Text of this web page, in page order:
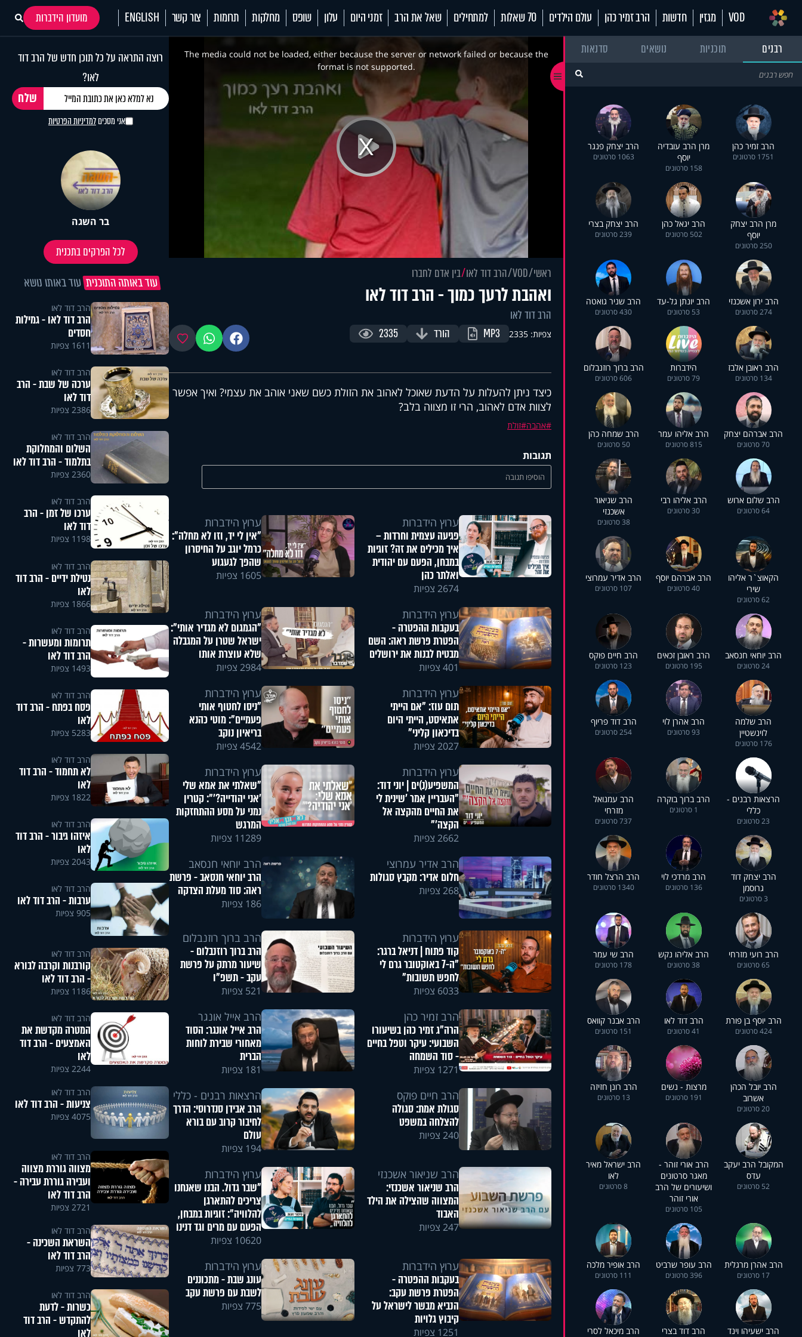
VOD מגזין חדשות הרב זמיר כהן עולם הילדים 70 שאלות למתחילים שאל את הרב זמני היום עלון שופס מחלקות תרומות צור קשר ENGLISH
מועדון הידברות
רבנים
תוכניות נושאים סדנאות
הרב זמיר כהן
1751 סרטונים
מרן הרב עובדיה
יוסף
158 סרטונים
הרב יצחק פנגר
1063 סרטונים
מרן הרב יצחק
יוסף
250 סרטונים
הרב יגאל כהן
502 סרטונים
הרב יצחק בצרי
239 סרטונים
הרב ירון אשכנזי
274 סרטונים
הרב יונתן גל-עד
53 סרטונים
הרב שניר גואטה
430 סרטונים
הרב ראובן אלבז
134 סרטונים
הידברות
79 סרטונים
הרב ברוך רוזנבלום
606 סרטונים
הרב אברהם יצחק
70 סרטונים
הרב אליהו עמר
815 סרטונים
הרב שמחה כהן
50 סרטונים
הרב שלום ארוש
64 סרטונים
הרב אליהו רבי
30 סרטונים
הרב שניאור
אשכנזי
38 סרטונים
הקאוצ`ר אליהו
שירי
62 סרטונים
הרב אברהם יוסף
40 סרטונים
הרב אדיר עמרוצי
107 סרטונים
הרב יוחאי חנסאב
24 סרטונים
הרב ראובן זכאים
195 סרטונים
הרב חיים פוקס
123 סרטונים
הרב שלמה
לוינשטיין
176 סרטונים
הרב אהרן לוי
93 סרטונים
הרב דוד פריוף
254 סרטונים
הרצאות רבנים -
כללי
23 סרטונים
הרב ברוך בוקרה
1 סרטונים
הרב עמנואל
מזרחי
737 סרטונים
הרב יצחק דוד
גרוסמן
3 סרטונים
הרב מרדכי לוי
136 סרטונים
הרב הרצל חודר
1340 סרטונים
הרב רועי מזרחי
65 סרטונים
הרב אליהו נקש
38 סרטונים
הרב שי עמר
178 סרטונים
הרב יוסף בן פורת
424 סרטונים
הרב דוד לאו
41 סרטונים
הרב אבנר קוואס
151 סרטונים
הרב יובל הכהן
אשרוב
20 סרטונים
מרצות - נשים
191 סרטונים
הרב רונן חזיזה
13 סרטונים
המקובל הרב יעקב
עדס
52 סרטונים
הרב אורי זוהר -
מאגר סרטונים
ושיעורים של הרב
אורי זוהר
105 סרטונים
הרב ישראל מאיר
לאו
8 סרטונים
הרב אהרן מרגלית
17 סרטונים
הרב עופר שרביט
396 סרטונים
הרב אופיר מלכה
111 סרטונים
הרב ישעיהו וינד הרב דוד בצרי הרב מיכאל לסרי
Play
Video
This
modalThe media could not be loaded, either because the server or network failed or because the
format is not supported.
ראשי VOD הרב דוד לאו בין אדם לחברו
ואהבת לרעך כמוך - הרב דוד לאו
הרב דוד לאו
צפיות: 2335 MP3 הורד 2335 פייסבוקווטסאפ מועדפים
כיצד ניתן להעלות על הדעת שאוכל לאהוב את הזולת כשם שאני אוהב את עצמי? ואיך אפשר
לצוות אדם לאהוב, הרי זו מצווה בלב?
אהבה זולת
תגובות
הוסיפו תגובה
ערוץ הידברות
פגיעה עצמית וחרדות –
איך מכילים את זה? זוגיות
במבחן, הפעם עם יהודית
ואלתר כהן
2674 צפיות
ערוץ הידברות
"אין לי יד, וזו לא מחלה":
כרמל יוגב על החיסרון
שהפך לגעגוע
1605 צפיות
ערוץ הידברות
בעקבות ההפטרה -
הפטרת פרשת ראה: השם
מבטיח לבנות את ירושלים
401 צפיות
ערוץ הידברות
"הגמגום לא מגדיר אותי":
ישראל שטרן על המגבלה
שלא עוצרת אותו
2984 צפיות
ערוץ הידברות
תום עוז: "אם הייתי
אתאיסט, הייתי היום
בדיכאון קליני"
2027 צפיות
ערוץ הידברות
"ניסו לחטוף אותי
פעמיים": מוטי כהנא
בריאיון נוקב
4542 צפיות
ערוץ הידברות
המשפיע(נ)ים | יוני דוד:
"העבריין אמר 'שינית לי
את החיים מהקצה אל
הקצה'"
2662 צפיות
ערוץ הידברות
"שאלתי את אמא שלי
'אני יהודייה?'": קטרין
נמני על מסע ההתחזקות
המרגש
11289 צפיות
הרב אדיר עמרוצי
חלום אדיר: מקבץ סגולות
268 צפיות
הרב יוחאי חנסאב
הרב יוחאי חנסאב - פרשת
ראה: סוד מעלת הצדקה
186 צפיות
ערוץ הידברות
קוד פתוח | דניאל ברגר:
"ה-7 באוקטובר גרם לי
לחפש תשובות"
6033 צפיות
הרב ברוך רוזנבלום
הרב ברוך רוזנבלום -
שיעור מרתק על פרשת
עקב - תשפ"ו
521 צפיות
הרב זמיר כהן
הרה"ג זמיר כהן בשיעורו
השבועי: עיקר וטפל בחיים
- סוד השמחה
1271 צפיות
הרב אייל אונגר
הרב אייל אונגר: הסוד
מאחורי שבירת לוחות
הברית
181 צפיות
הרב חיים פוקס
סגולת אמת: סגולה
להצלחה במשפט
240 צפיות
הרצאות רבנים - כללי
הרב אבידן סנדרוסי: הדרך
לחיבור קרוב עם בורא
עולם
194 צפיות
הרב שניאור אשכנזי
הרב שניאור אשכנזי:
המצווה שהצילה את הילד
האבוד
247 צפיות
ערוץ הידברות
"שבר גדול. הבנו שאנחנו
צריכים להתארגן
להלוויה": זוגיות במבחן,
הפעם עם מרים וגד דנינו
10620 צפיות
ערוץ הידברות
בעקבות ההפטרה -
הפטרת פרשת עקב:
הנביא מבשר לישראל על
קיבוץ גלויות
1251 צפיות
ערוץ הידברות
עונג שבת - מתכוננים
לשבת עם פרשת עקב
775 צפיות
רוצה התראה על כל תוכן חדש של הרב דוד
לאו?
אני מסכיםלמדיניות הפרטיות
בר השגה
לכל הפרקים בתכנית
עוד באותה התוכנית עוד באותו נושא
הרב דוד לאו
הרב דוד לאו - גמילות
חסדים
1611 צפיות
הרב דוד לאו
ערכה של שבת - הרב
דוד לאו
2386 צפיות
הרב דוד לאו
השלום והמחלוקת
בתלמוד - הרב דוד לאו
2360 צפיות
הרב דוד לאו
ערכו של זמן - הרב
דוד לאו
1198 צפיות
הרב דוד לאו
נטילת ידיים - הרב דוד
לאו
1866 צפיות
הרב דוד לאו
תרומות ומעשרות -
הרב דוד לאו
1493 צפיות
הרב דוד לאו
פסח בפתח - הרב דוד
לאו
5283 צפיות
הרב דוד לאו
לא תחמוד - הרב דוד
לאו
1822 צפיות
הרב דוד לאו
איזהו גיבור - הרב דוד
לאו
2043 צפיות
הרב דוד לאו
ערבות - הרב דוד לאו
905 צפיות
הרב דוד לאו
קורבנות וקרבה לבורא
- הרב דוד לאו
1186 צפיות
הרב דוד לאו
המטרה מקדשת את
האמצעים - הרב דוד
לאו
2244 צפיות
הרב דוד לאו
צניעות - הרב דוד לאו
4075 צפיות
הרב דוד לאו
מצווה גוררת מצווה
ועבירה גוררת עבירה -
הרב דוד לאו
2721 צפיות
הרב דוד לאו
השראת השכינה -
הרב דוד לאו
773 צפיות
הרב דוד לאו
כשרות - לדעת
להתקדש - הרב דוד
לאו